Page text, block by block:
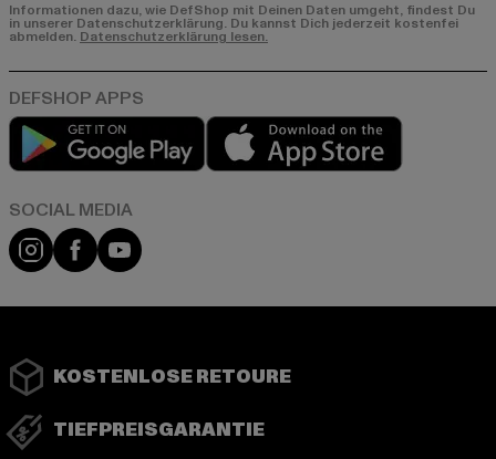
Informationen dazu, wie DefShop mit Deinen Daten umgeht, findest Du
in unserer Datenschutzerklärung. Du kannst Dich jederzeit kostenfei
abmelden. Datenschutzerklärung lesen.
Play market
Instagram
FacebookYouTube
KOSTENLOSE RETOURE
TIEFPREISGARANTIE